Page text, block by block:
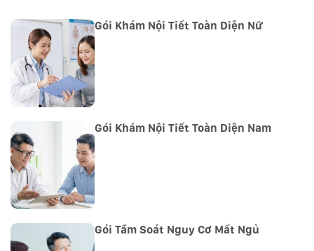
Gói Khám Nội Tiết Toàn Diện Nữ
Gói Khám Nội Tiết Toàn Diện Nam
Gói Tầm Soát Nguy Cơ Mất Ngủ